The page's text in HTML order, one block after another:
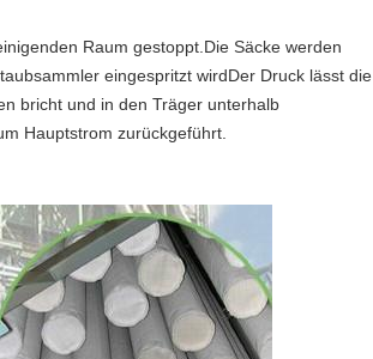
Raum gestoppt.Die Säcke werden
eingespritzt wirdDer Druck lässt die
bricht und in den Träger unterhalb
Hauptstrom zurückgeführt.